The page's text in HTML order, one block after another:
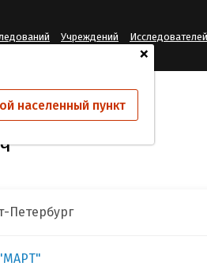
+
населенный пункт
Учреждений Исследователей
Петербург